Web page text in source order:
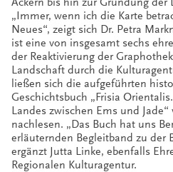
„Immer, wenn ich die Karte
Neues“, zeigt sich Dr. Petra
ist eine von insgesamt sechs
der Reaktivierung der
Landschaft durch die
ließen sich die aufgeführten
Geschichtsbuch „Frisia
Landes zwischen Ems und
nachlesen. „Das Buch hat uns
erläuternden Begleitband zu der
ergänzt Jutta Linke, ebenfalls
Regionalen Kulturagentur.